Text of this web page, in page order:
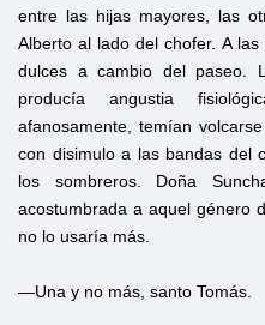
entre las hijas mayores, las
Alberto al lado del chofer. A
dulces a cambio del paseo.
producía angustia
afanosamente, temían
con disimulo a las bandas del
los sombreros. Doña
acostumbrada a aquel género
no lo usaría más.
—Una y no más, santo Tomás.